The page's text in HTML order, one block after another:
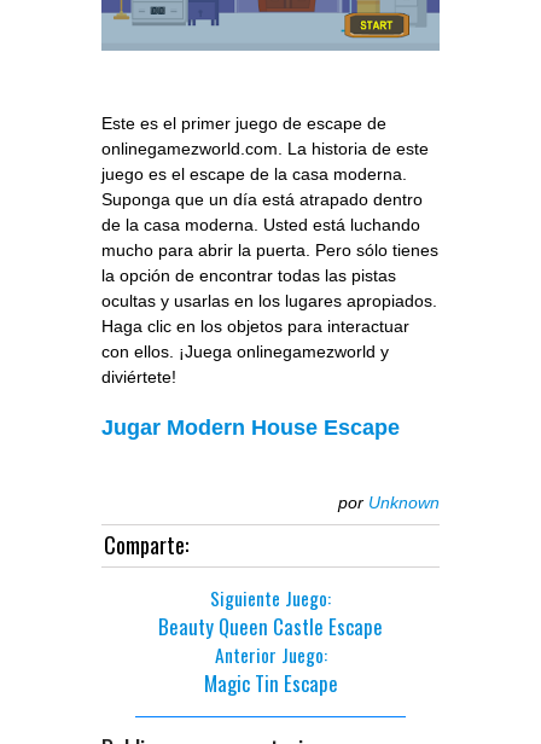
Este es el primer juego de escape de
onlinegamezworld.com. La historia de este
juego es el escape de la casa moderna.
Suponga que un día está atrapado dentro
de la casa moderna. Usted está luchando
mucho para abrir la puerta. Pero sólo tienes
la opción de encontrar todas las pistas
ocultas y usarlas en los lugares apropiados.
Haga clic en los objetos para interactuar
con ellos. ¡Juega onlinegamezworld y
diviértete!
Jugar Modern House Escape
por Unknown
Comparte:
Siguiente Juego:
Beauty Queen Castle Escape
Anterior Juego:
Magic Tin Escape